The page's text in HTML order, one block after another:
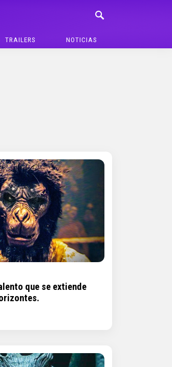
TRAILERS NOTICIAS
que se extiende